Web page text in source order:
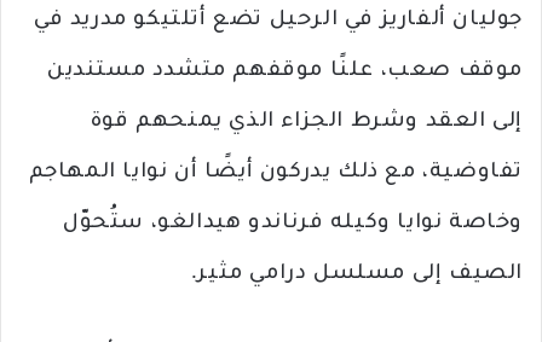
جوليان ألفاريز في الرحيل تضع أتلتيكو مدريد في
موقف صعب، علنًا موقفهم متشدد مستندين
إلى العقد وشرط الجزاء الذي يمنحهم قوة
تفاوضية، مع ذلك يدركون أيضًا أن نوايا المهاجم
وخاصة نوايا وكيله فرناندو هيدالغو، ستُحوّل
الصيف إلى مسلسل درامي مثير.